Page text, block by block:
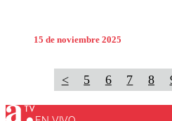
15 de noviembre 2025
< 5 6 7 8